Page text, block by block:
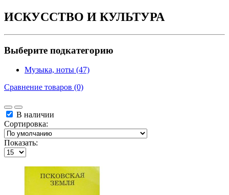
ИСКУССТВО И КУЛЬТУРА
Выберите подкатегорию
Музыка, ноты (47)
Сравнение товаров (0)
В наличии
Сортировка:
Показать: